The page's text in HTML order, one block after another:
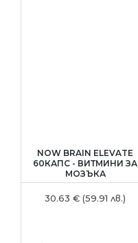
NOW BRAIN ELEVATE
60КАПС - ВИТМИНИ ЗА
МОЗЪКА
30.63 € (59.91 лв.)